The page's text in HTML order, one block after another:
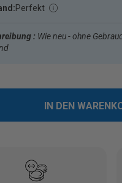
Perfekt
: Wie neu - ohne
IN DEN